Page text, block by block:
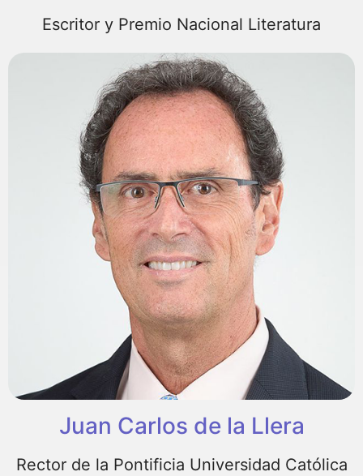
Escritor y Premio Nacional Literatura
Juan Carlos de la Llera
Rector de la Pontificia Universidad Católica